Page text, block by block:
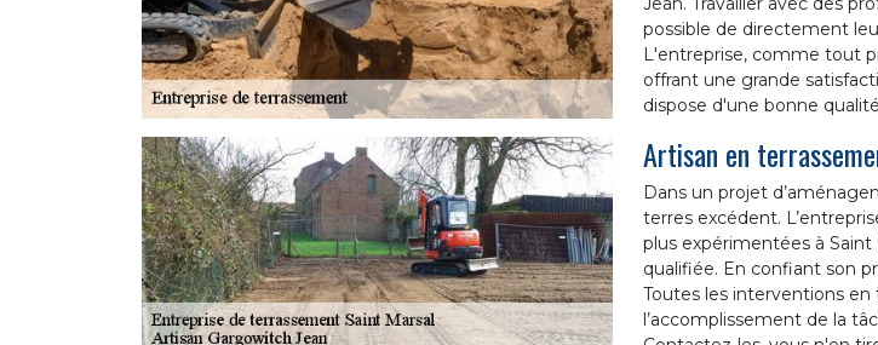
possible de directement
L'entreprise, comme tout
offrant une grande
dispose d'une bonne
Artisan en
Dans un projet
terres excédent.
plus expérimentées à
qualifiée. En confiant son
Toutes les interventions
l’accomplissement de la